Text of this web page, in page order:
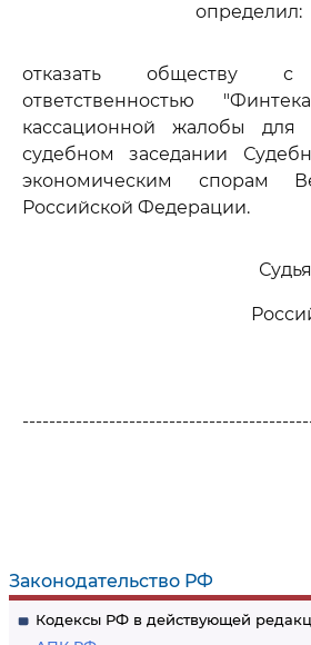
Законодательство РФ
Кодексы РФ в действующей
определил:
отказать обществу с
ответственностью
кассационной жалобы для
судебном заседании
экономическим спорам
Российской Федерации.